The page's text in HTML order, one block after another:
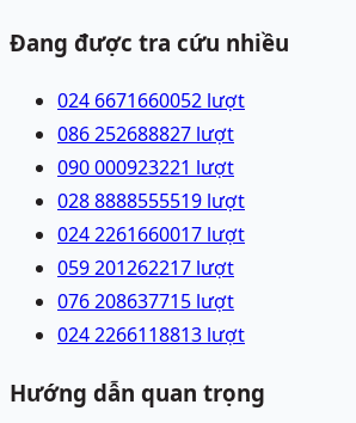
Đang được tra cứu nhiều
024 6671660052 lượt
086 252688827 lượt
090 000923221 lượt
028 8888555519 lượt
024 2261660017 lượt
059 201262217 lượt
076 208637715 lượt
024 2266118813 lượt
Hướng dẫn quan trọng